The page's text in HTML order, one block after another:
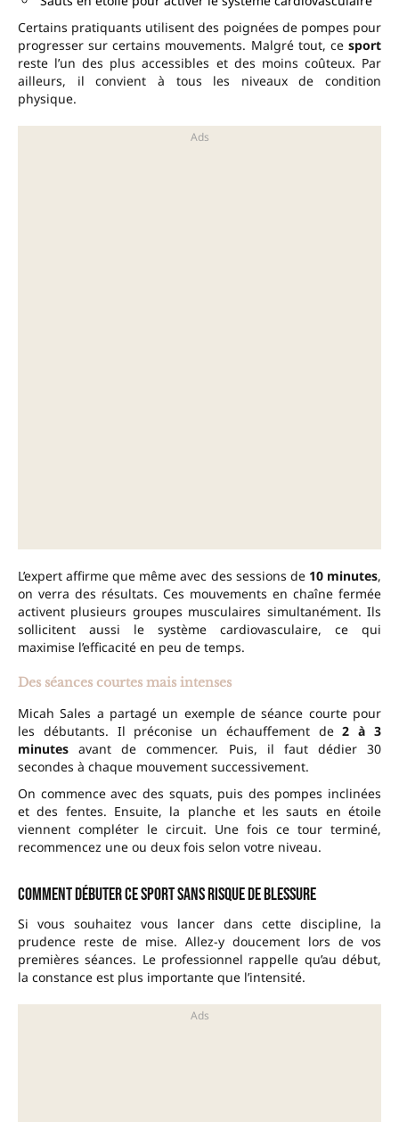
Certains pratiquants utilisent des poignées de pompes pour
progresser sur certains mouvements. Malgré tout, ce sport
reste l’un des plus accessibles et des moins coûteux. Par
ailleurs, il convient à tous les niveaux de condition
physique.
L’expert affirme que même avec des sessions de 10 minutes,
on verra des résultats. Ces mouvements en chaîne fermée
activent plusieurs groupes musculaires simultanément. Ils
sollicitent aussi le système cardiovasculaire, ce qui
maximise l’efficacité en peu de temps.
Des séances courtes mais intenses
Micah Sales a partagé un exemple de séance courte pour
les débutants. Il préconise un échauffement de2 à 3
minutes avant de commencer. Puis, il faut dédier 30
secondes à chaque mouvement successivement.
On commence avec des squats, puis des pompes inclinées
et des fentes. Ensuite, la planche et les sauts en étoile
viennent compléter le circuit. Une fois ce tour terminé,
recommencez une ou deux fois selon votre niveau.
Comment débuter ce sport sans risque de blessure
Si vous souhaitez vous lancer dans cette discipline, la
prudence reste de mise. Allez-y doucement lors de vos
premières séances. Le professionnel rappelle qu’au début,
la constance est plus importante que l’intensité.